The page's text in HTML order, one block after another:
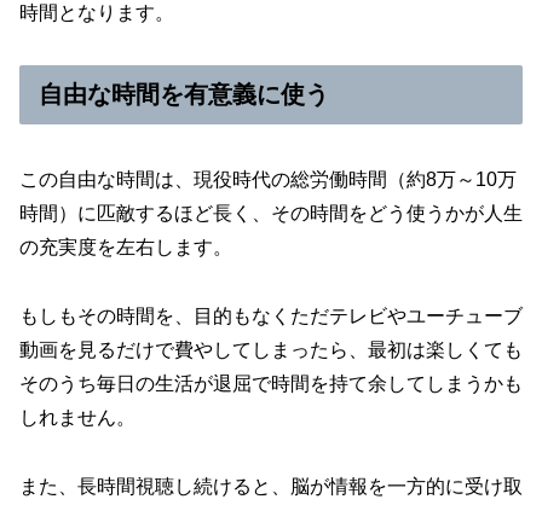
時間となります。
自由な時間を有意義に使う
この自由な時間は、現役時代の総労働時間（約8万～10万
時間）に匹敵するほど長く、その時間をどう使うかが人生
の充実度を左右します。
もしもその時間を、目的もなくただテレビやユーチューブ
動画を見るだけで費やしてしまったら、最初は楽しくても
そのうち毎日の生活が退屈で時間を持て余してしまうかも
しれません。
また、長時間視聴し続けると、脳が情報を一方的に受け取